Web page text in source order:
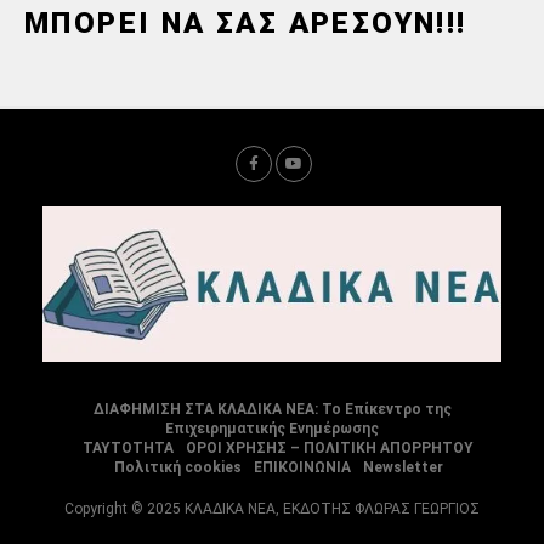
ΜΠΟΡΕΙ ΝΑ ΣΑΣ ΑΡΕΣΟΥΝ!!!
ΔΙΑΦΗΜΙΣΗ ΣΤΑ ΚΛΑΔΙΚΑ ΝΕΑ: Το Επίκεντρο της
Επιχειρηματικής Ενημέρωσης
ΤΑΥΤΟΤΗΤΑ
ΟΡΟΙ ΧΡΗΣΗΣ – ΠΟΛΙΤΙΚΗ ΑΠΟΡΡΗΤΟΥ
Πολιτική cookies
ΕΠΙΚΟΙΝΩΝΙΑ Newsletter
Copyright © 2025 ΚΛΑΔΙΚΑ ΝΕΑ, ΕΚΔΟΤΗΣ ΦΛΩΡΑΣ ΓΕΩΡΓΙΟΣ